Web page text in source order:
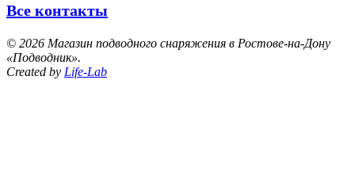
Все контакты
© 2026 Магазин подводного снаряжения в Ростове-на-Дону
«Подводник».
Created by Life-Lab